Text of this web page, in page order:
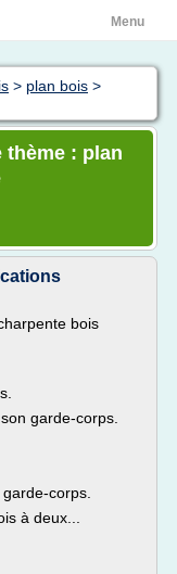
Menu
> plan bois >
: plan
bois
garde-corps.
corps.
à deux...